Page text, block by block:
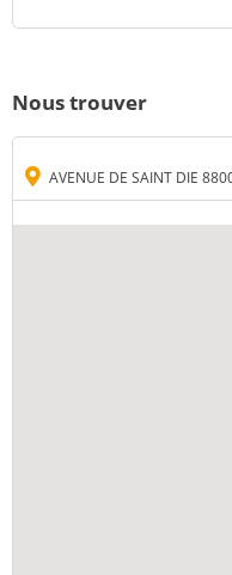
Nous trouver
AVENUE DE SAINT DIE